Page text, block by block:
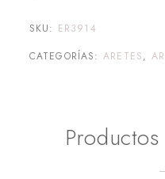
SKU: ER3914
CATEGORÍAS: ARETES,